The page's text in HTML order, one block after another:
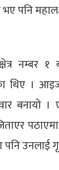
पनि
नम्बर
थिए ।
बनायो
पठाएमा
उनलाई